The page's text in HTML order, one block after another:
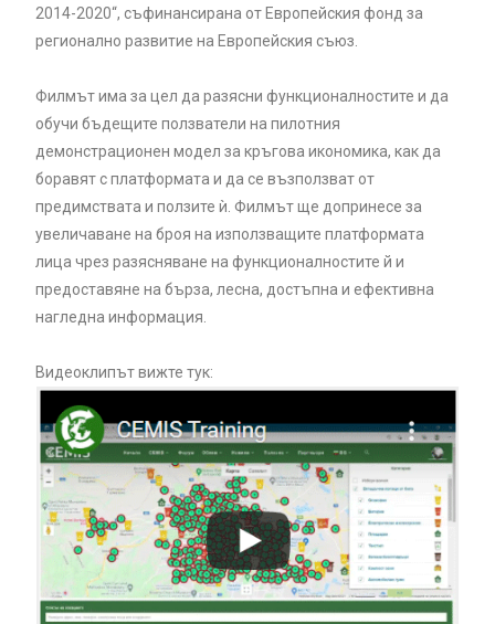
2014-2020“, съфинансирана от Европейския фонд за
регионално развитие на Европейския съюз.
Филмът има за цел да разясни функционалностите и да
обучи бъдещите ползватели на пилотния
демонстрационен модел за кръгова икономика, как да
боравят с платформата и да се възползват от
предимствата и ползите ѝ. Филмът ще допринесе за
увеличаване на броя на използващите платформата
лица чрез разясняване на функционалностите й и
предоставяне на бърза, лесна, достъпна и ефективна
нагледна информация.
Видеоклипът вижте тук: